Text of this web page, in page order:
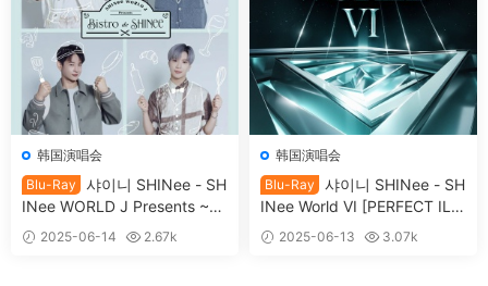
韩国演唱会
Blu-Ray
샤이니 SHINee - SH
INee WORLD J Presents ~Bi
stro de SHINee~ [2021.11.2
4] [BDMV 43.2GB]
2025-06-14
2.67k
韩国演唱会
Blu-Ray
샤이니 SHINee - SH
INee World VI [PERFECT ILL
UMINATION] in Seoul [2024.
05.30] [BDMV 2BD 61.7GB]
2025-06-13
3.07k